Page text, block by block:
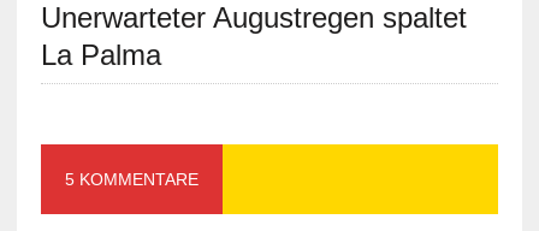
Unerwarteter Augustregen spaltet
La Palma
5 KOMMENTARE